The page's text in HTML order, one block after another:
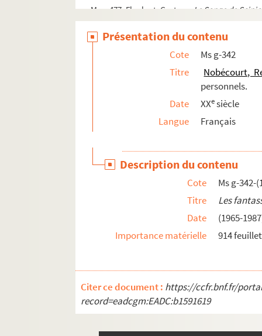
Ms g-477. Flaubert, Gustave.
Le Songe de
Ms g-477-ter. Flaubert, Gustave.
Ms g-479. Bérat, Eustache. Ensemble de
Ms g-480. Flaubert, Gustave. Notes
Ms g-481. Lorrain, Jean (pseud. de Duval,
Ms gg-22. Herriot, Edouard. Bouvard et
Ms gg-23. Flaubert, Achille (fils). Lettre et
Présentation du contenu
Cote
Ms g-342
Titre
Nobécourt,
personnels.
Date
XXesiècle
Langue
Français
Description du contenu
Cote
Ms g-342-
Titre
Les
Date
(1965-
Importance matérielle
914
Citer ce document : https://ccfr.bnf.fr/
record=eadcgm:EADC:b1591619